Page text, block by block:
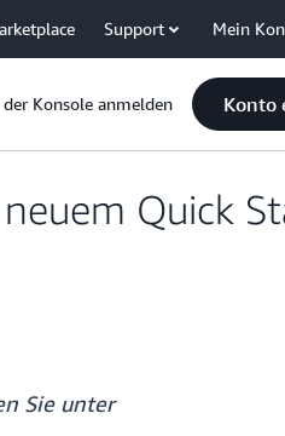
Support Mein
der Konsole anmelden Konto
Quick
Sie unter